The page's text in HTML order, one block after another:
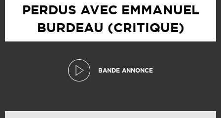
PERDUS AVEC EMMANUEL
BURDEAU (CRITIQUE)
BANDE ANNONCE